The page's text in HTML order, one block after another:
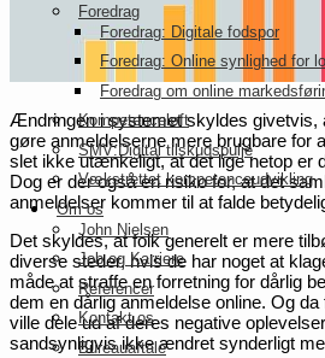
Foredrag
Foredrag: Digitale fodspor
Foredrag: Online synlighed for
Foredrag om online
Kompetenceløft
SMV:Digital tilskudspulje
Vækstrettet kompetenceudvikling
Om os
John Nielsen
Job og Karriere
Referencer
Kontakt os
Bureauaftale
Ændringen i systemet skyldes givetvis,
gøre anmeldelserne mere brugbare for
slet ikke utænkeligt, at det lige netop er
Dog er der også en risiko for, at det
anmeldelser kommer til at falde
Det skyldes, at folk generelt er mere
diverse steder, hvis de har noget at
måde at straffe en forretning for dårlig
dem en dårlig anmeldelse online. Og
ville dele ud af deres negative
sandsynligvis ikke ændret synderligt